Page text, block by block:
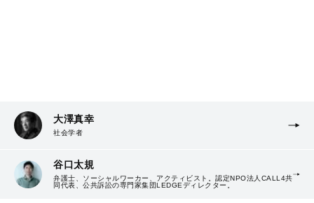
大澤真幸
社会学者
谷口太規
弁護士、ソーシャルワーカー、アクティビスト。認定NPO法人CALL4共
同代表、公共訴訟の専門家集団LEDGEディレクター。